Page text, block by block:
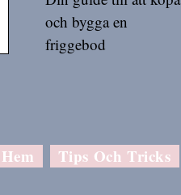
och bygga en
friggebod
Hem Tips Och Tricks